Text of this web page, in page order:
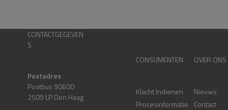
CONTACTGEGEVEN
S
Postadres
Postbus 90600
2509 LP Den Haag
CONSUMENTEN
Klacht Indienen
Procesinformatie
OVER ONS
Nieuws
Contact